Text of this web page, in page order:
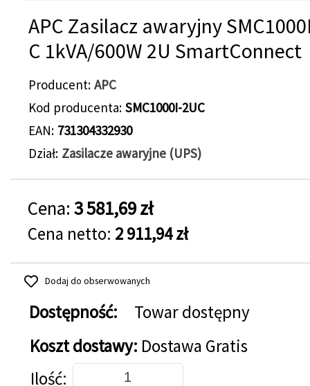
APC Zasilacz awaryjny
C 1kVA/600W 2U SmartConnect
Producent APC
Kod producenta SMC1000I-2UC
EAN 731304332930
Dział Zasilacze awaryjne (UPS)
Cena: 3 581,69 zł
Cena netto: 2 911,94 zł
Dodaj do obserwowanych
Dostępność:
Towar dostępny
Koszt dostawy: Dostawa Gratis
Dodaj do koszyka
Ilość